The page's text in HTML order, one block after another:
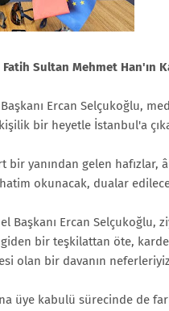
Sultan Mehmet Han'ın
Ercan Selçukoğlu,
bir heyetle İstanbul'a
yanından gelen hafızlar,
okunacak, dualar
Ercan Selçukoğlu,
bir teşkilattan öte,
olan bir davanın
kabulü sürecinde de